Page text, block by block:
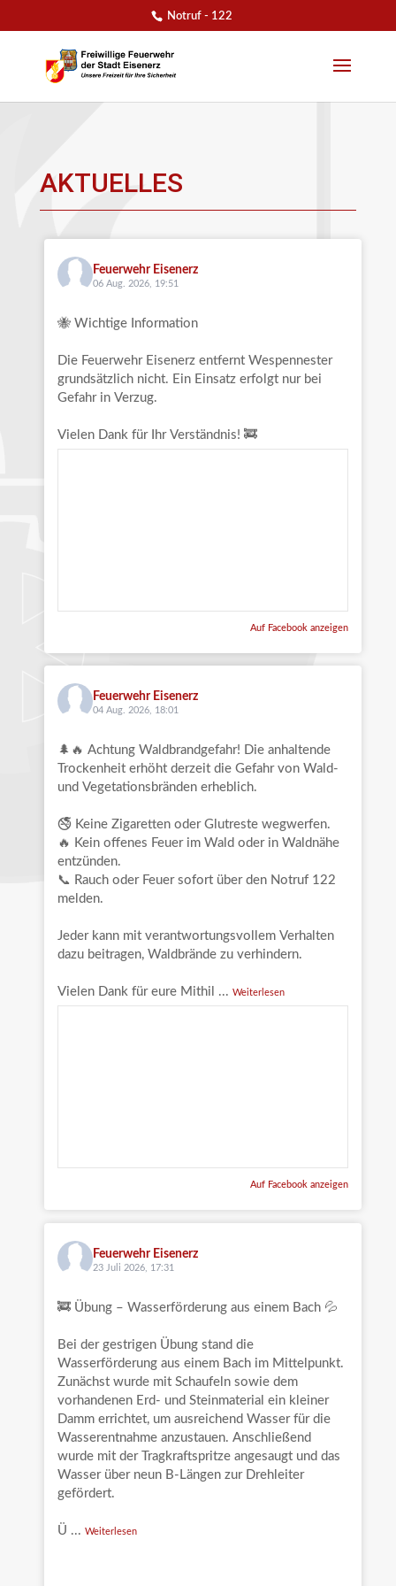
Notruf - 122
AKTUELLES
Feuerwehr Eisenerz
06 Aug. 2026, 19:51
🐝 Wichtige Information
Die Feuerwehr Eisenerz entfernt Wespennester
grundsätzlich nicht. Ein Einsatz erfolgt nur bei
Gefahr in Verzug.
Vielen Dank für Ihr Verständnis! 🚒
Auf Facebook anzeigen
Feuerwehr Eisenerz
04 Aug. 2026, 18:01
🌲🔥 Achtung Waldbrandgefahr! Die anhaltende
Trockenheit erhöht derzeit die Gefahr von Wald-
und Vegetationsbränden erheblich.
🚭 Keine Zigaretten oder Glutreste wegwerfen.
🔥 Kein offenes Feuer im Wald oder in Waldnähe
entzünden.
📞 Rauch oder Feuer sofort über den Notruf 122
melden.
Jeder kann mit verantwortungsvollem Verhalten
dazu beitragen, Waldbrände zu verhindern.
Vielen Dank für eure Mithil ...Weiterlesen
Auf Facebook anzeigen
Feuerwehr Eisenerz
23 Juli 2026, 17:31
🚒 Übung – Wasserförderung aus einem Bach 💦
Bei der gestrigen Übung stand die
Wasserförderung aus einem Bach im Mittelpunkt.
Zunächst wurde mit Schaufeln sowie dem
vorhandenen Erd- und Steinmaterial ein kleiner
Damm errichtet, um ausreichend Wasser für die
Wasserentnahme anzustauen. Anschließend
wurde mit der Tragkraftspritze angesaugt und das
Wasser über neun B-Längen zur Drehleiter
gefördert.
Ü ...Weiterlesen